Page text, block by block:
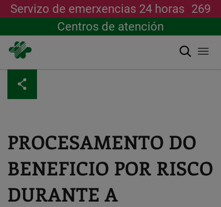
contido
principal
Servizo de emerxencias 24 horas 269
Centros de atención
Buscar
PROCESAMENTO DO
BENEFICIO POR RISCO
DURANTE A